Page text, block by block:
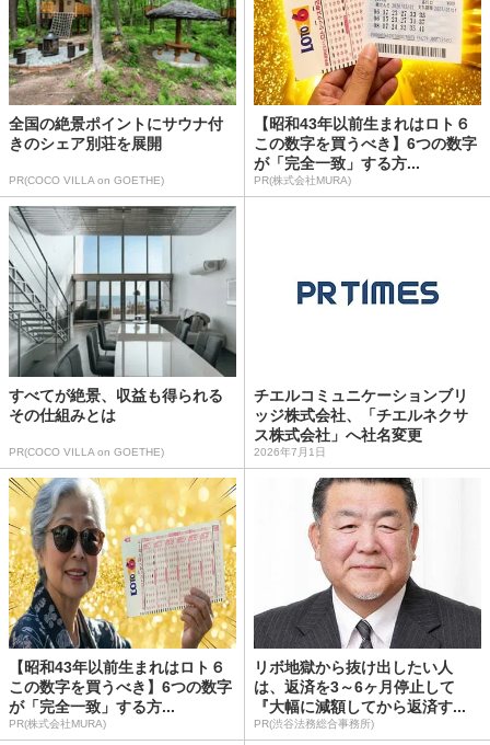
全国の絶景ポイントにサウナ付
きのシェア別荘を展開
PR(COCO VILLA on GOETHE)
【昭和43年以前生まれはロト６
この数字を買うべき】6つの数字
が「完全一致」する方...
PR(株式会社MURA)
すべてが絶景、収益も得られる
その仕組みとは
PR(COCO VILLA on GOETHE)
チエルコミュニケーションブリ
ッジ株式会社、「チエルネクサ
ス株式会社」へ社名変更
2026年7月1日
【昭和43年以前生まれはロト６
この数字を買うべき】6つの数字
が「完全一致」する方...
PR(株式会社MURA)
リボ地獄から抜け出したい人
は、返済を3～6ヶ月停止して
『大幅に減額してから返済す...
PR(渋谷法務総合事務所)